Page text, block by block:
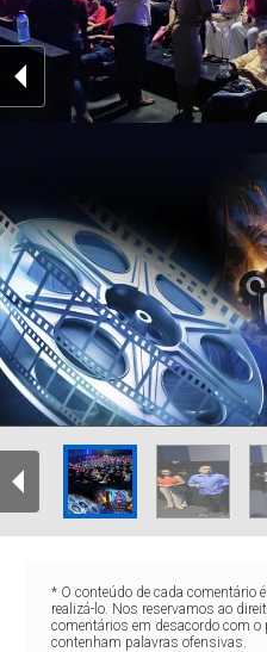
* O conteúdo de cada comentário
realizá-lo. Nos reservamos ao
comentários em desacordo com
contenham palavras ofensivas.